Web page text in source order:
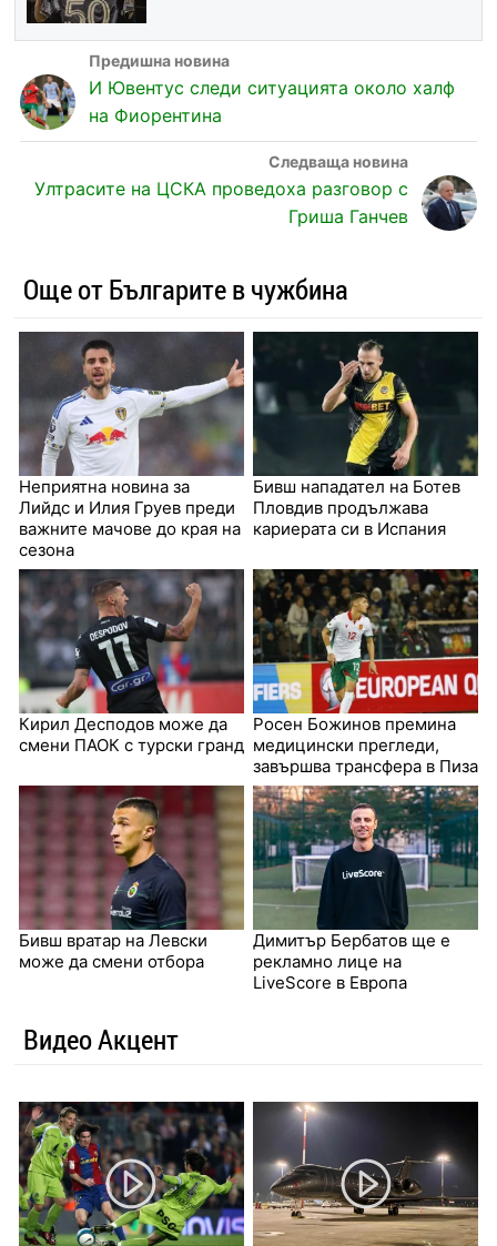
И Ювентус следи ситуацията около халф
на Фиорентина
Ултрасите на ЦСКА проведоха разговор с
Гриша Ганчев
Още от Българите в чужбина
Неприятна новина за
Лийдс и Илия Груев преди
важните мачове до края на
сезона
Бивш нападател на Ботев
Пловдив продължава
кариерата си в Испания
Кирил Десподов може да
смени ПАОК с турски гранд
Росен Божинов премина
медицински прегледи,
завършва трансфера в Пиза
Бивш вратар на Левски
може да смени отбора
Димитър Бербатов ще е
рекламно лице на
LiveScore в Европа
Видео Акцент